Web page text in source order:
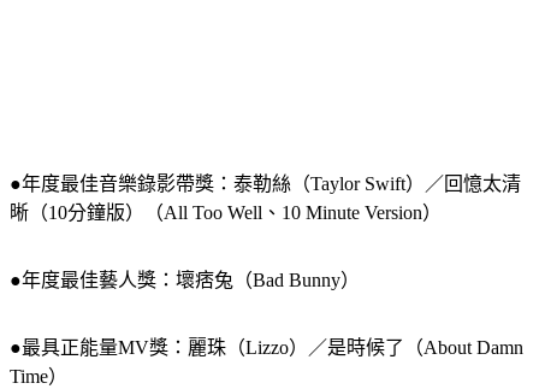
●年度最佳音樂錄影帶獎：泰勒絲（Taylor Swift）／回憶太清
晰（10分鐘版）（All Too Well、10 Minute Version）
●年度最佳藝人獎：壞痞兔（Bad Bunny）
●最具正能量MV獎：麗珠（Lizzo）／是時候了（About Damn
Time）